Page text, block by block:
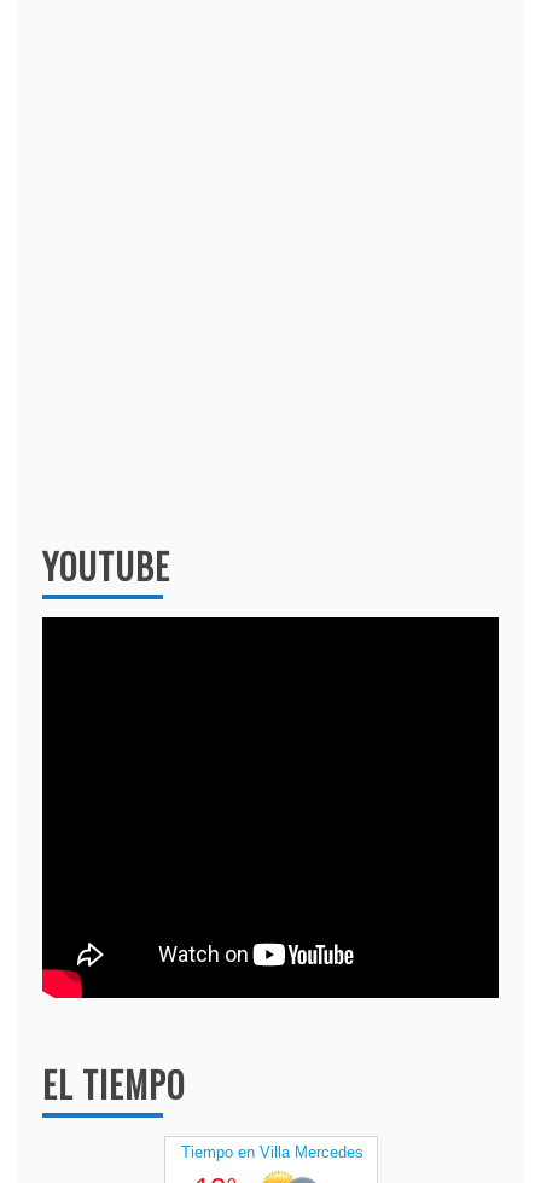
YOUTUBE
EL TIEMPO